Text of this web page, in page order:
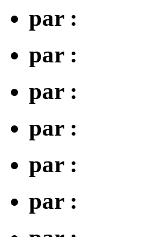
par :
par :
par :
par :
par :
par :